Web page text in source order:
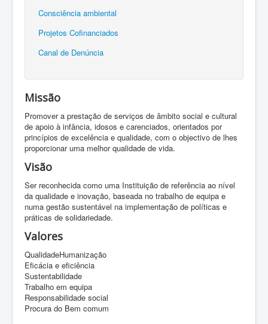
Consciência ambiental
Projetos Cofinanciados
Canal de Denúncia
Missão
Promover a prestação de serviços de âmbito social e cultural
de apoio à infância, idosos e carenciados, orientados por
princípios de excelência e qualidade, com o objectivo de lhes
proporcionar uma melhor qualidade de vida.
Visão
Ser reconhecida como uma Instituição de referência ao nível
da qualidade e inovação, baseada no trabalho de equipa e
numa gestão sustentável na implementação de políticas e
práticas de solidariedade.
Valores
QualidadeHumanização
Eficácia e eficiência
Sustentabilidade
Trabalho em equipa
Responsabilidade social
Procura do Bem comum